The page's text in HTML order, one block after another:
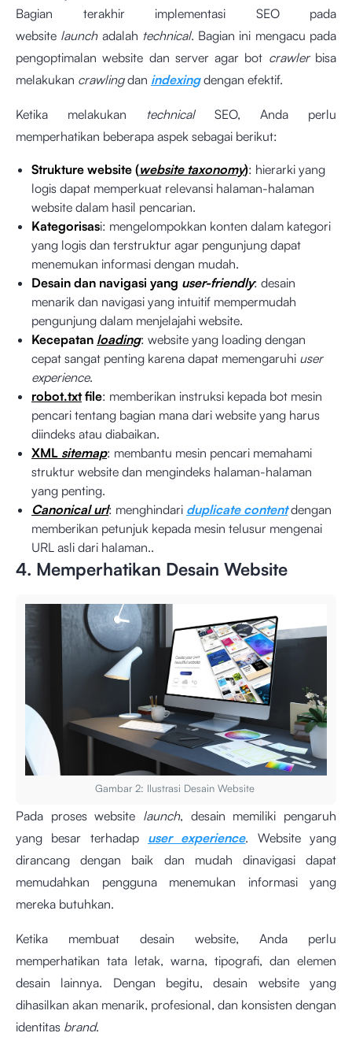
Bagian terakhir implementasi SEO pada
website launch adalah technical. Bagian ini mengacu pada
pengoptimalan website dan server agar bot crawler bisa
melakukan crawlingdan indexing dengan efektif.
Ketika melakukan technical SEO, Anda perlu
memperhatikan beberapa aspek sebagai berikut:
Strukture website (website taxonomy): hierarki yang
logis dapat memperkuat relevansi halaman-halaman
website dalam hasil pencarian.
Kategorisasi: mengelompokkan konten dalam kategori
yang logis dan terstruktur agar pengunjung dapat
menemukan informasi dengan mudah.
Desain dan navigasi yang user-friendly: desain
menarik dan navigasi yang intuitif mempermudah
pengunjung dalam menjelajahi website.
Kecepatan loading: website yang loading dengan
cepat sangat penting karena dapat memengaruhi user
experience.
robot.txtfile: memberikan instruksi kepada bot mesin
pencari tentang bagian mana dari website yang harus
diindeks atau diabaikan.
XML sitemap: membantu mesin pencari memahami
struktur website dan mengindeks halaman-halaman
yang penting.
Canonical url: menghindari duplicate contentdengan
memberikan petunjuk kepada mesin telusur mengenai
URL asli dari halaman..
4. Memperhatikan Desain Website
Gambar 2: Ilustrasi Desain Website
Pada proses website launch, desain memiliki pengaruh
yang besar terhadap user experience. Website yang
dirancang dengan baik dan mudah dinavigasi dapat
memudahkan pengguna menemukan informasi yang
mereka butuhkan.
Ketika membuat desain website, Anda perlu
memperhatikan tata letak, warna, tipografi, dan elemen
desain lainnya. Dengan begitu, desain website yang
dihasilkan akan menarik, profesional, dan konsisten dengan
identitas brand.